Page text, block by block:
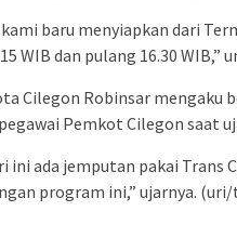
baru menyiapkan dari
WIB dan pulang 16.30 WIB,”
Cilegon Robinsar mengaku
Pemkot Cilegon saat
ini ada jemputan pakai Trans
program ini,” ujarnya.